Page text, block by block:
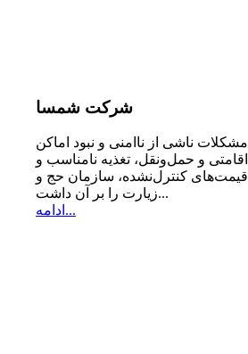
شرکت شمسا
مشكلات ناشی از ناامنی و نبود اماكن
اقامتی و حمل‌ونقل، تغذیه‌ نامناسب و
قیمت‌های كنترل‌نشده، سازمان حج و
زیارت را بر آن داشت...
ادامه...